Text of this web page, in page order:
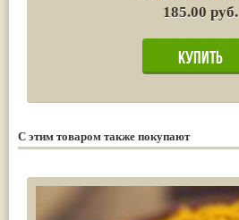
185.00 руб.
С этим товаром также покупают